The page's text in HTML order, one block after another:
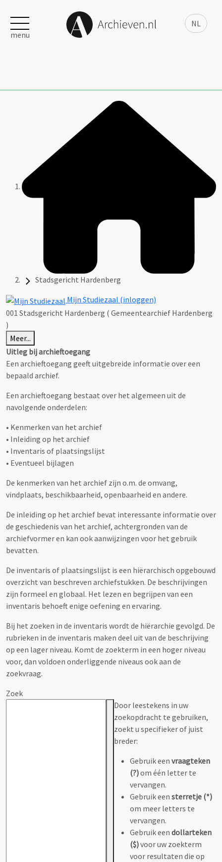
NL
menu
Stadsgericht Hardenberg
Mijn Studiezaal (inloggen)
001 Stadsgericht Hardenberg ( Gemeentearchief Hardenberg
)
Meer...
Uitleg bij archieftoegang
Een archieftoegang geeft uitgebreide informatie over een
bepaald archief.
Een archieftoegang bestaat over het algemeen uit de
navolgende onderdelen:
• Kenmerken van het archief
• Inleiding op het archief
• Inventaris of plaatsingslijst
• Eventueel bijlagen
De kenmerken van het archief zijn o.m. de omvang,
vindplaats, beschikbaarheid, openbaarheid en andere.
De inleiding op het archief bevat interessante informatie over
de geschiedenis van het archief, achtergronden van de
archiefvormer en kan ook aanwijzingen voor het gebruik
bevatten.
De inventaris of plaatsingslijst is een hiërarchisch opgebouwd
overzicht van beschreven archiefstukken. De beschrijvingen
zijn formeel en globaal. Het lezen en begrijpen van een
inventaris behoeft enige oefening en ervaring.
Bij het zoeken in de inventaris wordt de hiërarchie gevolgd. De
rubrieken in de inventaris maken deel uit van de beschrijving
op een lager niveau. Komt de zoekterm in een hoger niveau
voor, dan voldoen onderliggende niveaus ook aan de
zoekvraag.
Zoek
Door leestekens in uw
zoekopdracht te gebruiken,
zoekt u specifieker of juist
breder:
Gebruik een vraagteken
(?)om één letter te
vervangen.
Gebruik een sterretje (*)
om meer letters te
vervangen.
Gebruik een dollarteken
($)voor uw zoekterm
voor resultaten die op